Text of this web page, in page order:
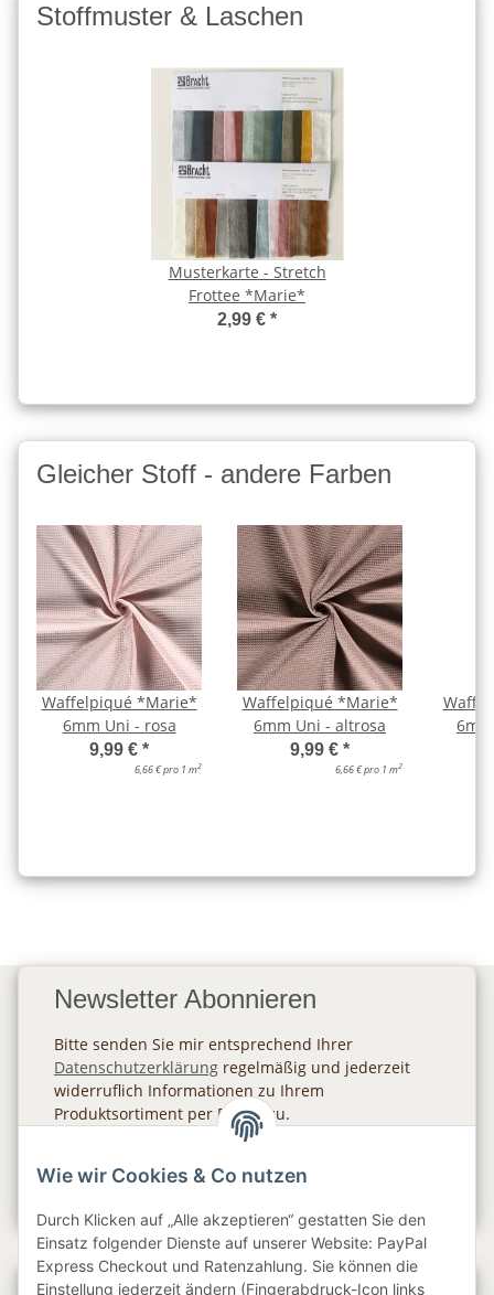
Stoffmuster & Laschen
Musterkarte - Stretch
Frottee *Marie*
2,99 € *
Gleicher Stoff - andere Farben
Waffelpiqué *Marie*
6mm Uni - rosa
9,99 € *
6,66 € pro 1 m2
Waffelpiqué *Marie*
6mm Uni - altrosa
9,99 € *
6,66 € pro 1 m2
Newsletter Abonnieren
Bitte senden Sie mir entsprechend Ihrer
Datenschutzerklärung regelmäßig und jederzeit
widerruflich Informationen zu Ihrem
Produktsortiment per E-Mail zu.
Wie wir Cookies & Co nutzen
Durch Klicken auf „Alle akzeptieren“ gestatten Sie den
Einsatz folgender Dienste auf unserer Website: PayPal
Express Checkout und Ratenzahlung. Sie können die
Einstellung jederzeit ändern (Fingerabdruck-Icon links